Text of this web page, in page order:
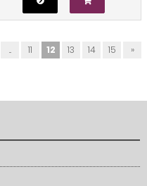
... 11 12 13 14 15 »